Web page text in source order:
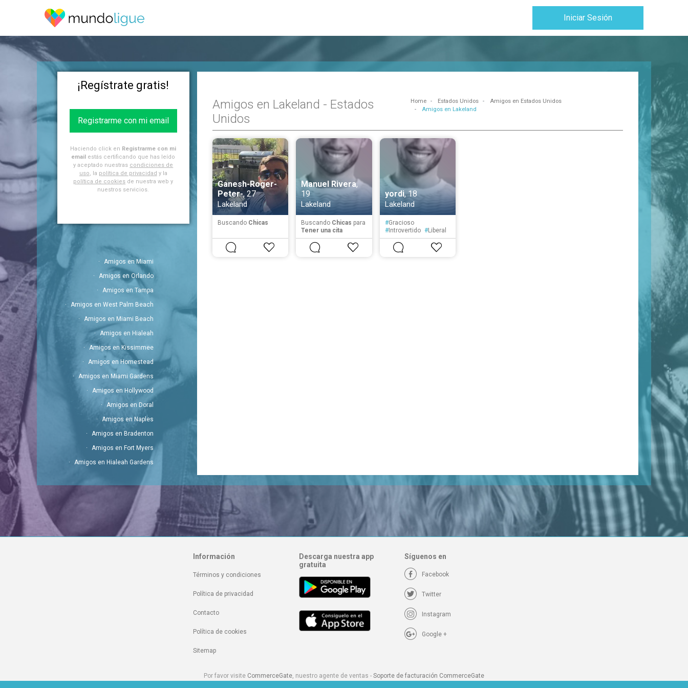
Iniciar Sesión
¡Regístrate gratis!
Registrarme con mi email
Haciendo click en Registrarme con mi
email estás certificando que has leído
y aceptado nuestras condiciones de
uso, la política de privacidad y la
política de cookies de nuestra web y
nuestros servicios.
Amigos en Miami
Amigos en Orlando
Amigos en Tampa
Amigos en West Palm Beach
Amigos en Miami Beach
Amigos en Hialeah
Amigos en Kissimmee
Amigos en Homestead
Amigos en Miami Gardens
Amigos en Hollywood
Amigos en Doral
Amigos en Naples
Amigos en Bradenton
Amigos en Fort Myers
Amigos en Hialeah Gardens
Amigos en Lakeland - Estados
Unidos
Home Estados Unidos
Amigos en Estados Unidos
Amigos en Lakeland
Ganesh-Roger-
Peter-, 27
Lakeland
Buscando Chicas
Manuel Rivera,
19
Lakeland
Buscando Chicas para
Tener una cita
yordi, 18
Lakeland
#Gracioso
#Introvertido #Liberal
#Tranquilo #Solitario
Posesivo
Reservado
Información
Términos y condiciones
Política de privacidad
Contacto
Política de cookies
Sitemap
Descarga nuestra app
gratuita
Síguenos en
Facebook
Twitter
Instagram
Google +
Por favor visite CommerceGate, nuestro agente de ventas - Soporte de facturación CommerceGate